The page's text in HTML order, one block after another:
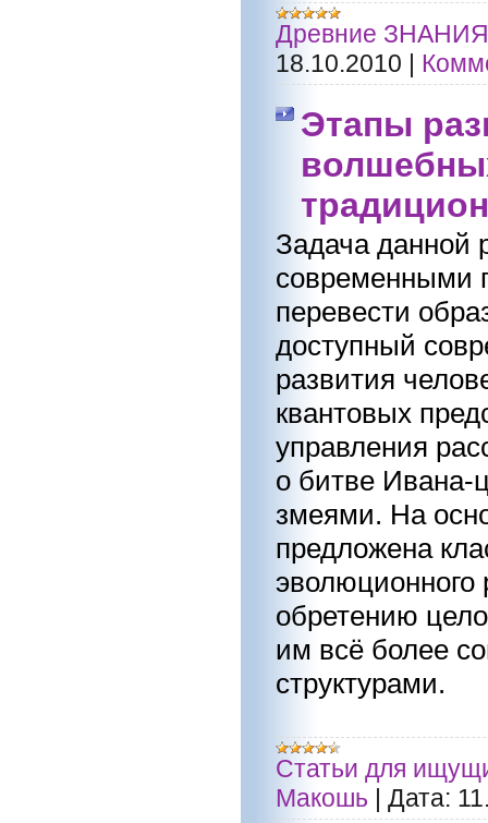
Древние ЗНАНИЯ
18.10.2010 |
Этапы
Задача данной
современными
перевести
доступный
развития
квантовых
управления
о битве Ивана-
змеями. На
предложена
эволюционного
обретению
им всё более
структурами.
Статьи для
Макошь | Дата: